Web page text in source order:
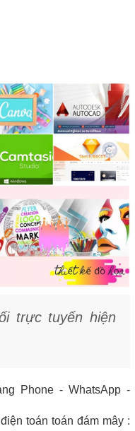
trực tuyến hiện
Phone - WhatsApp -
toán toán đám mây :